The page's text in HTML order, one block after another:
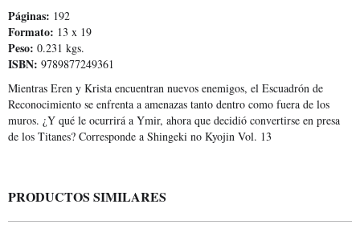
Páginas: 192
Formato: 13 x 19
Peso: 0.231 kgs.
ISBN: 9789877249361
Mientras Eren y Krista encuentran nuevos enemigos, el Escuadrón de
Reconocimiento se enfrenta a amenazas tanto dentro como fuera de los
muros. ¿Y qué le ocurrirá a Ymir, ahora que decidió convertirse en presa
de los Titanes? Corresponde a Shingeki no Kyojin Vol. 13
PRODUCTOS SIMILARES